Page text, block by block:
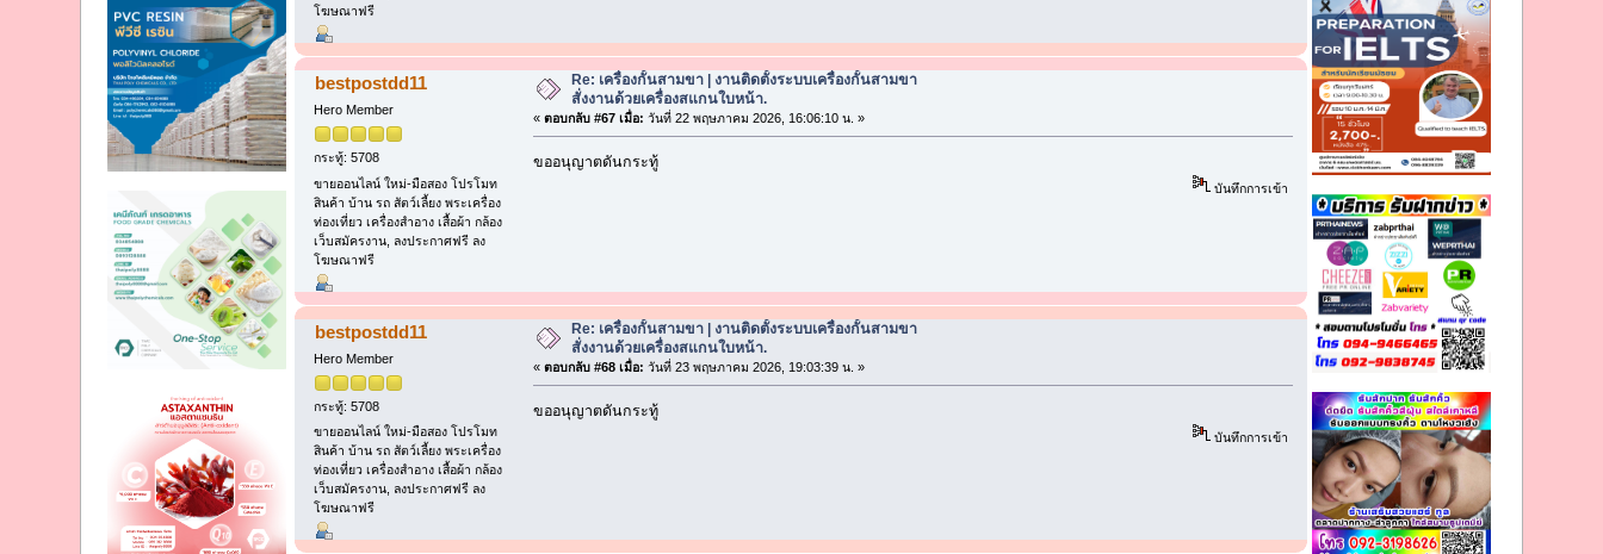
โฆษณาฟรี
bestpostdd11
Hero Member
กระทู้: 5708
ขายออนไลน์ ใหม่-มือสอง โปรโมท
สินค้า บ้าน รถ สัตว์เลี้ยง พระเครื่อง
ท่องเที่ยว เครื่องสำอาง เสื้อผ้า กล้อง
เว็บสมัครงาน, ลงประกาศฟรี ลง
โฆษณาฟรี
Re: เครื่องกั้นสามขา | งานติดตั้งระบบเครื่องกั้นสามขา
สั่งงานด้วยเครื่องสแกนใบหน้า.
« ตอบกลับ #67 เมื่อ: วันที่ 22 พฤษภาคม 2026, 16:06:10 น. »
ขออนุญาตดันกระทู้
บันทึกการเข้า
bestpostdd11
Hero Member
กระทู้: 5708
ขายออนไลน์ ใหม่-มือสอง โปรโมท
สินค้า บ้าน รถ สัตว์เลี้ยง พระเครื่อง
ท่องเที่ยว เครื่องสำอาง เสื้อผ้า กล้อง
เว็บสมัครงาน, ลงประกาศฟรี ลง
โฆษณาฟรี
Re: เครื่องกั้นสามขา | งานติดตั้งระบบเครื่องกั้นสามขา
สั่งงานด้วยเครื่องสแกนใบหน้า.
« ตอบกลับ #68 เมื่อ: วันที่ 23 พฤษภาคม 2026, 19:03:39 น. »
ขออนุญาตดันกระทู้
บันทึกการเข้า